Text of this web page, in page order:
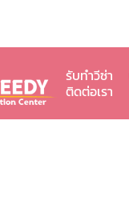
รับทำวีซ่า
ติดต่อเรา